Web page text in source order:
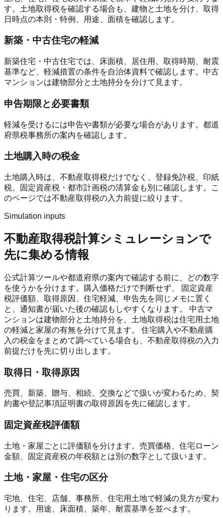
す。土地取得税を確認する場合も、建物と土地を分け、取得
日時点の本則・特例、用途、面積を確認します。
新築・中古住宅の軽減
新築住宅・中古住宅では、床面積、居住用、取得時期、耐震
基準など、軽減措置の条件を自治体資料で確認します。中古
マンションは建物部分と土地持分を分けて見ます。
申告期限と必要書類
軽減を受けるには申告や書類が必要な場合があります。都道
府県税事務所の案内を確認します。
土地購入時の税金
土地購入時は、不動産取得税だけでなく、登録免許税、印紙
税、固定資産税・都市計画税の清算金も別に確認します。こ
のページでは不動産取得税の入力前提に絞ります。
Simulation inputs
不動産取得税計算シミュレーションで
先に集める情報
公式計算ツールや都道府県の案内で確認する前に、どの数字
を使うかを分けます。購入価格だけで判断せず、 固定資産
税評価額、取得原因、住宅軽減、申告先を同じメモに置く
と、通知書が届いた後の確認もしやすくなります。 中古マ
ンションは建物部分と土地持分を、土地取得税は住宅用土地
の軽減と家屋の有無を分けて見ます。 住宅購入や不動産購
入の税金をまとめて調べている場合も、不動産取得税の入力
前提だけを先に切り出します。
取得日・取得原因
売買、新築、贈与、相続、交換などで扱いが変わるため、契
約書や登記事項証明書の取得原因を先に確認します。
固定資産税評価額
土地・家屋ごとに評価額を分けます。売買価格、住宅ローン
金額、固定資産税の年税額とは別の数字として扱います。
土地・家屋・住宅の区分
宅地、住宅、店舗、事務所、住宅用土地で軽減の見方が変わ
ります。用途、床面積、築年、耐震基準を並べます。